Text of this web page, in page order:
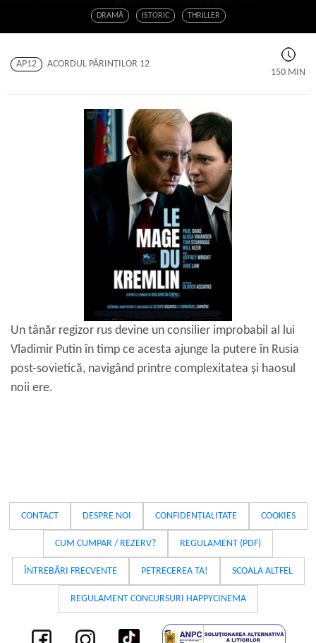
DRAMĂ ISTORIC THRILLER
AP12
ACORDUL PĂRINŢILOR 12
150 MIN
Un tânăr regizor rus devine un consilier improbabil al lui
Vladimir Putin în timp ce acesta ajunge la putere în Rusia
post-sovietică, navigând printre complexitatea și haosul
noii ere.
CONTACT DESPRE NOI CONFIDENȚIALITATE COOKIES
CUM CUMPAR / REZERV? REGULAMENT (PDF)
ÎNTREBĂRI FRECVENTE PETRECEREA TA! SCOALA ALTFEL
REGULAMENT CONCURSURI HAPPYCINEMA